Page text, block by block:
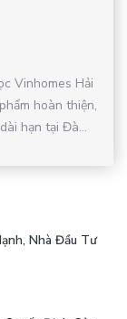
Vinhomes Hải
hoàn thiện,
hạn tại Đà...
Nhà Đầu Tư